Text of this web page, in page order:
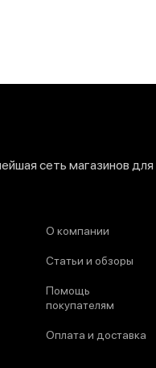
сеть магазинов для
О компании
Статьи и обзоры
Помощь
покупателям
Оплата и доставка